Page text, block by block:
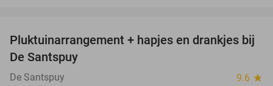
41%
Pluktuinarrangement + hapjes en drankjes bij
De Santspuy
De Santspuy 9.6 star